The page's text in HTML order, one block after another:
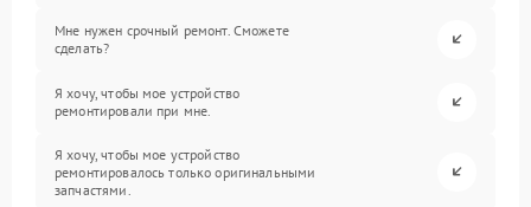
Мне нужен срочный ремонт. Сможете
сделать?
Я хочу, чтобы мое устройство
ремонтировали при мне.
Я хочу, чтобы мое устройство
ремонтировалось только оригинальными
запчастями.